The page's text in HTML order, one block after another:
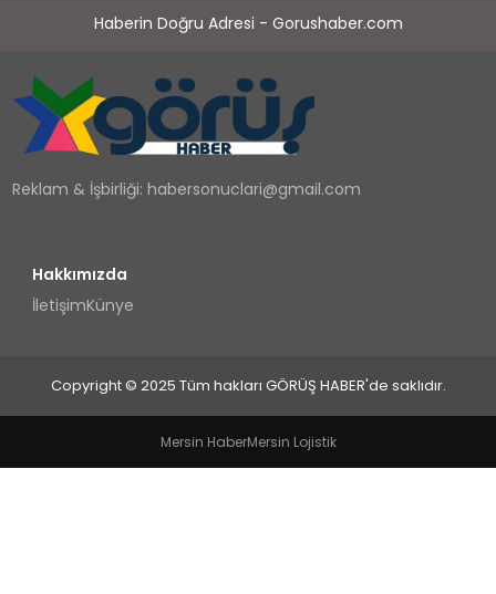
SPOR
TEKNOLOJI
YAŞAM
Haberin Doğru Adresi - Gorushaber.com
Reklam & İşbirliği:habersonuclari@gmail.com
Hakkımızda
İletişimKünye
Copyright © 2025 Tüm hakları GÖRÜŞ HABER'de saklıdır.
Mersin HaberMersin Lojistik